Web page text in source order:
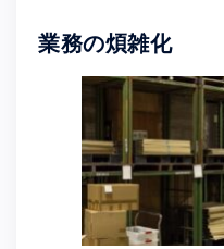
業務の煩雑化